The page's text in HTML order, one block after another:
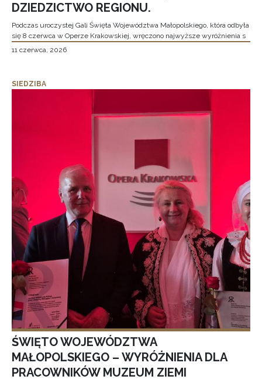
DZIEDZICTWO REGIONU.
Podczas uroczystej Gali Święta Województwa Małopolskiego, która odbyła
się 8 czerwca w Operze Krakowskiej, wręczono najwyższe wyróżnienia s
11 czerwca, 2026
SIEDZIBA
ŚWIĘTO WOJEWÓDZTWA
MAŁOPOLSKIEGO – WYRÓŻNIENIA DLA
PRACOWNIKÓW MUZEUM ZIEMI